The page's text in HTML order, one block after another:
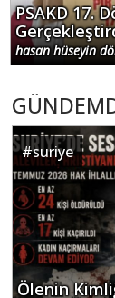
PSAKD 17.
hasan hüseyin
#suriye
Ölenin